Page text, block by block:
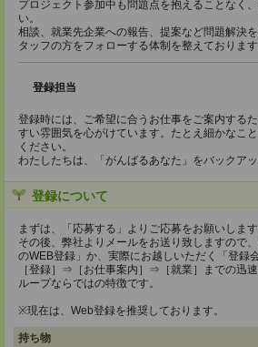
プロジェクト参加中も問題点を抱えることなく
い。
相談、就業先企業への報告、提案など問題解決
タッフの方をフォローする体制を整えております
登録担当
登録時には、ご希望に合うお仕事をご案内する
すい雰囲気を心がけています。たとえ細かなこ
ください。
わたしたちは、「がんばるあなた」をバックア
登録について
まずは、「応募する」よりご応募をお願いします
その後、弊社よりメールをお送り致しますので
のWEB登録」か、実際にお越しいただく「登録
［登録］⇒［お仕事案内］⇒［就業］までの迅
ループならではの特徴です。
※現在は、Web登録を推奨しております。
持ち物